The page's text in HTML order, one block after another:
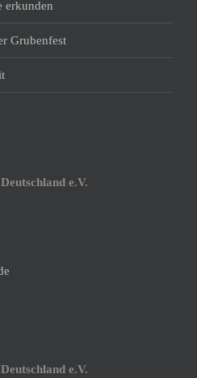
erkunden
Grubenfest
e.V.
e.V.